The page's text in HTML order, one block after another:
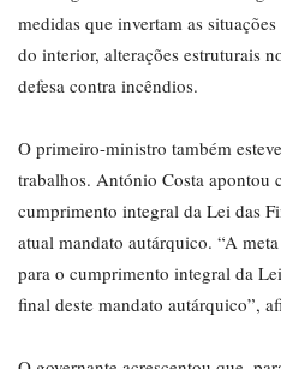
medidas que invertam as
do interior, alterações estruturais
defesa contra incêndios.
O primeiro-ministro também
trabalhos. António Costa apontou
cumprimento integral da Lei das
atual mandato autárquico. “A
para o cumprimento integral da
final deste mandato autárquico”,